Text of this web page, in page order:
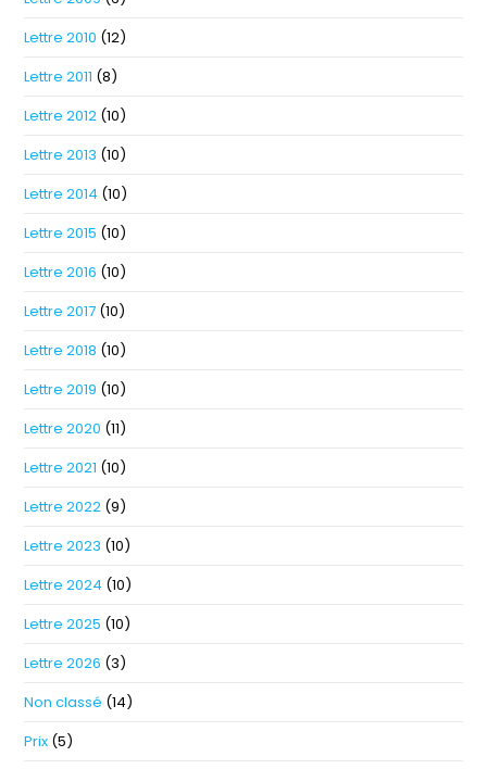
Lettre 2010 (12)
Lettre 2011 (8)
Lettre 2012 (10)
Lettre 2013 (10)
Lettre 2014 (10)
Lettre 2015 (10)
Lettre 2016 (10)
Lettre 2017 (10)
Lettre 2018 (10)
Lettre 2019 (10)
Lettre 2020 (11)
Lettre 2021 (10)
Lettre 2022 (9)
Lettre 2023 (10)
Lettre 2024 (10)
Lettre 2025 (10)
Lettre 2026 (3)
Non classé (14)
Prix (5)